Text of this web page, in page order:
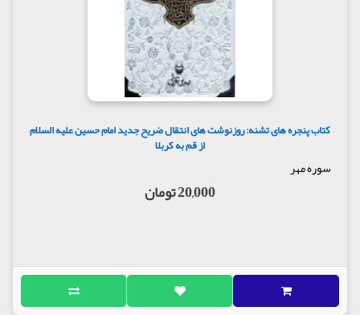
کتاب پنجره های تشنه: روزنوشت های انتقال ضریح جدید امام حسین علیه السلام
از قم به کربلا
سوره مهر
20,000 تومان